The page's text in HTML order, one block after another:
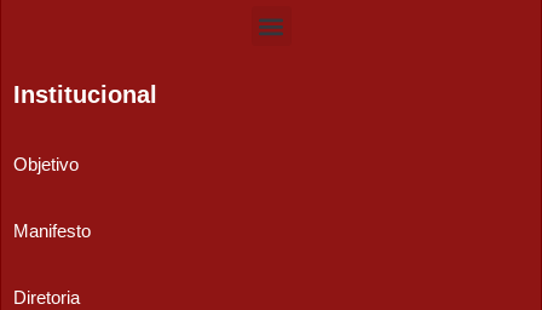
Institucional
Objetivo
Manifesto
Diretoria